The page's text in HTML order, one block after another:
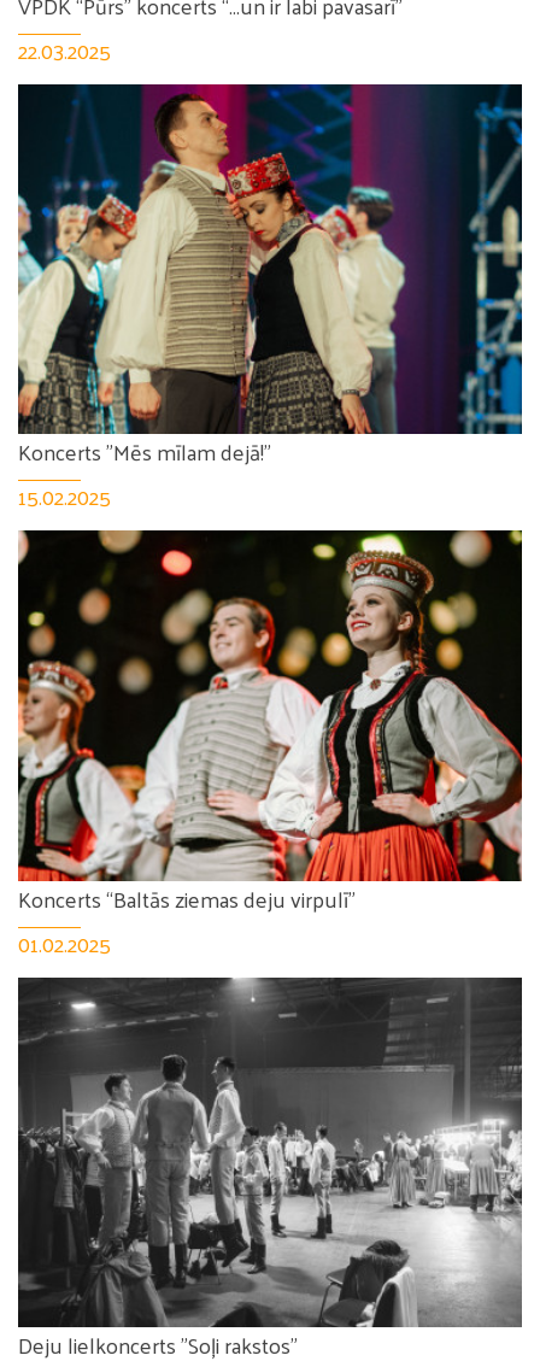
22.03.2025
Koncerts "Mēs mīlam dejā!"
15.02.2025
Koncerts “Baltās ziemas deju virpulī”
01.02.2025
Deju lielkoncerts "Soļi rakstos"